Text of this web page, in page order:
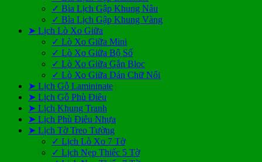
✓ Bìa Lịch Gập Khung Nâu
✓ Bìa Lịch Gập Khung Vàng
➤ Lịch Lò Xo Giữa
✓ Lò Xo Giữa Mini
✓ Lò Xo Giữa Bộ Số
✓ Lò Xo Giữa Gắn Bloc
✓ Lò Xo Giữa Dán Chữ Nổi
➤ Lịch Gỗ Lamininate
➤ Lịch Gỗ Phù Điêu
➤ Lịch Khung Tranh
➤ Lịch Phù Điêu Nhựa
➤ Lịch Tờ Treo Tường
✓ Lịch Lò Xo 7 Tờ
✓ Lịch Nẹp Thiếc 5 Tờ